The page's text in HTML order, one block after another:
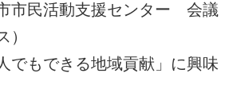
市民活動支援センター 会議
）
でもできる地域貢献」に興味